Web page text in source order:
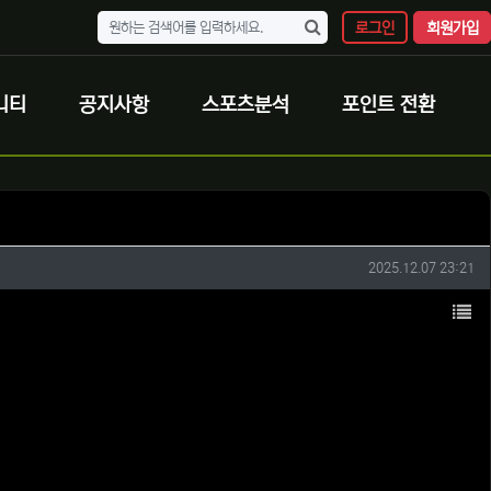
로그인 회원가입
티 공지사항 스포츠분석 포인트 전환
작성일
2025.12.07 23:21
목